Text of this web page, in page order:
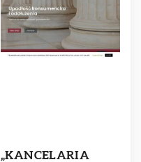
„KANCELARIA